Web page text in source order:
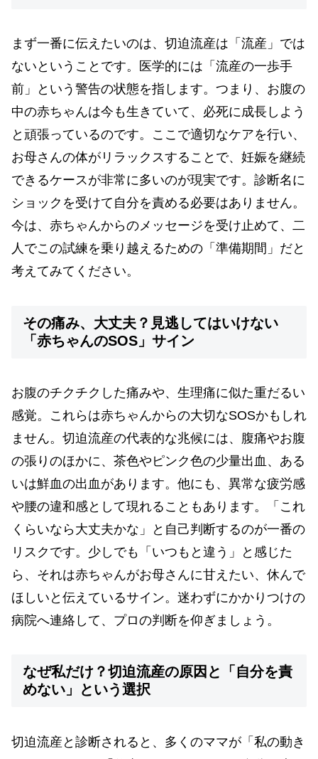
まず一番に伝えたいのは、切迫流産は「流産」では
ないということです。医学的には「流産の一歩手
前」という警告の状態を指します。つまり、お腹の
中の赤ちゃんは今も生きていて、必死に成長しよう
と頑張っているのです。ここで適切なケアを行い、
お母さんの体がリラックスすることで、妊娠を継続
できるケースが非常に多いのが現実です。診断名に
ショックを受けて自分を責める必要はありません。
今は、赤ちゃんからのメッセージを受け止めて、二
人でこの試練を乗り越えるための「準備期間」だと
考えてみてください。
その痛み、大丈夫？見逃してはいけない
「赤ちゃんのSOS」サイン
お腹のチクチクした痛みや、生理痛に似た重だるい
感覚。これらは赤ちゃんからの大切なSOSかもしれ
ません。切迫流産の代表的な兆候には、腹痛やお腹
の張りのほかに、茶色やピンク色の少量出血、ある
いは鮮血の出血があります。他にも、異常な疲労感
や腰の違和感として現れることもあります。「これ
くらいなら大丈夫かな」と自己判断するのが一番の
リスクです。少しでも「いつもと違う」と感じた
ら、それは赤ちゃんがお母さんに甘えたい、休んで
ほしいと伝えているサイン。迷わずにかかりつけの
病院へ連絡して、プロの判断を仰ぎましょう。
なぜ私だけ？切迫流産の原因と「自分を責
めない」という選択
切迫流産と診断されると、多くのママが「私の動き